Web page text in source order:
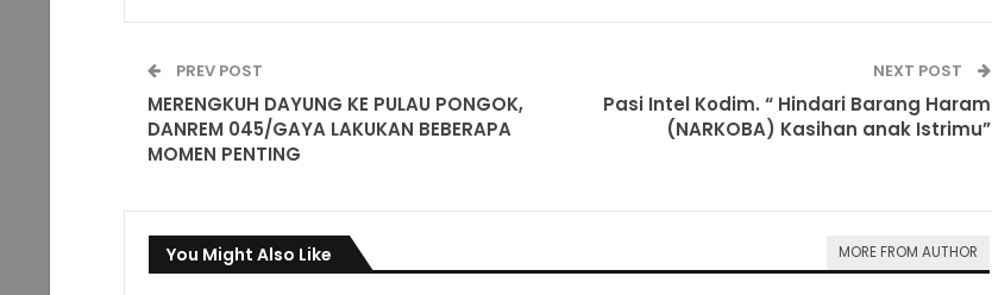
PREV POST
MERENGKUH DAYUNG KE PULAU PONGOK,
DANREM 045/GAYA LAKUKAN BEBERAPA
MOMEN PENTING
NEXT POST
Pasi Intel Kodim. “ Hindari Barang Haram
(NARKOBA) Kasihan anak Istrimu”
You Might Also Like MORE FROM AUTHOR